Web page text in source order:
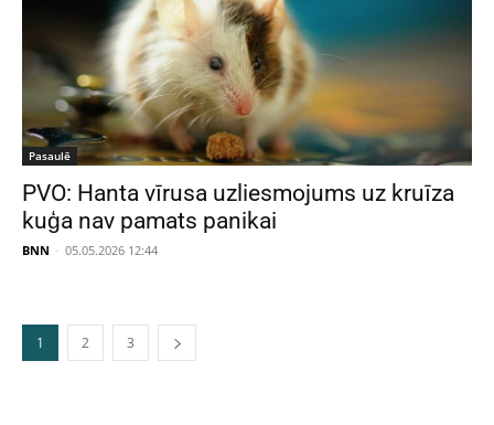
Pasaulē
PVO: Hanta vīrusa uzliesmojums uz kruīza
kuģa nav pamats panikai
BNN - 05.05.2026 12:44
1 2 3